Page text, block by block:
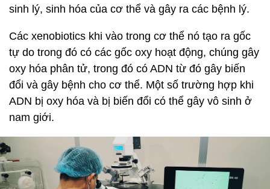
sinh lý, sinh hóa của cơ thể và gây ra các bệnh lý.
Các xenobiotics khi vào trong cơ thể nó tạo ra gốc
tự do trong đó có các gốc oxy hoạt động, chúng gây
oxy hóa phân tử, trong đó có ADN từ đó gây biến
đổi và gây bệnh cho cơ thể. Một số trường hợp khi
ADN bị oxy hóa và bị biến đổi có thể gây vô sinh ở
nam giới.